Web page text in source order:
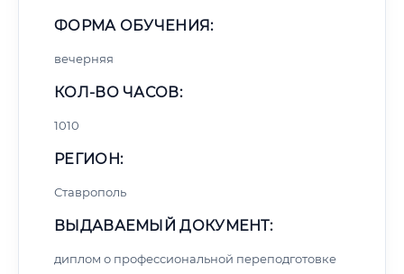
ФОРМА ОБУЧЕНИЯ:
вечерняя
КОЛ-ВО ЧАСОВ:
1010
РЕГИОН:
Ставрополь
ВЫДАВАЕМЫЙ ДОКУМЕНТ:
диплом о профессиональной переподготовке